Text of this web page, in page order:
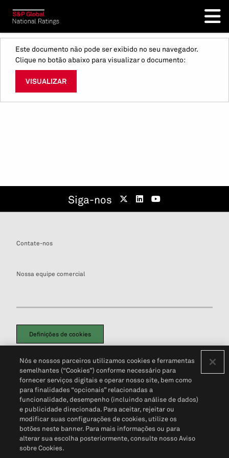
Este documento não pode ser exibido no seu navegador.
Clique no botão abaixo para visualizar o documento:
VISUALIZAR
Siga-nos
Contate-nos
Nossa equipe comercial
Definições de cookies
Política de PrivacidadePortal de privacidade do cliente (em inglês)
Não Venda Minhas Informações Pessoais© 2026 S&P Global
Nós e nossos parceiros utilizamos cookies e ferramentas
semelhantes (“Cookies”) conforme necessário para
fornecer serviços digitais e operar nosso site, bem como
para finalidades “opcionais” relacionadas a
funcionalidade, desempenho (incluindo análise de dados)
e publicidade direcionada. Para aceitar, rejeitar ou
modificar suas configurações de cookies, utilize os
botões neste banner. Para mais informações ou para
alterar sua escolha posteriormente, consulte nosso Aviso
sobre Cookies.